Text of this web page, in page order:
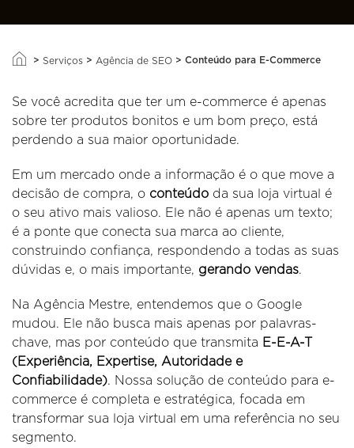
> Serviços > Agência de SEO > Conteúdo para E-Commerce
Se você acredita que ter um e-commerce é apenas
sobre ter produtos bonitos e um bom preço, está
perdendo a sua maior oportunidade.
Em um mercado onde a informação é o que move a
decisão de compra, o conteúdo da sua loja virtual é
o seu ativo mais valioso. Ele não é apenas um texto;
é a ponte que conecta sua marca ao cliente,
construindo confiança, respondendo a todas as suas
dúvidas e, o mais importante, gerando vendas.
Na Agência Mestre, entendemos que o Google
mudou. Ele não busca mais apenas por palavras-
chave, mas por conteúdo que transmita E-E-A-T
(Experiência, Expertise, Autoridade e
Confiabilidade). Nossa solução de conteúdo para e-
commerce é completa e estratégica, focada em
transformar sua loja virtual em uma referência no seu
segmento.